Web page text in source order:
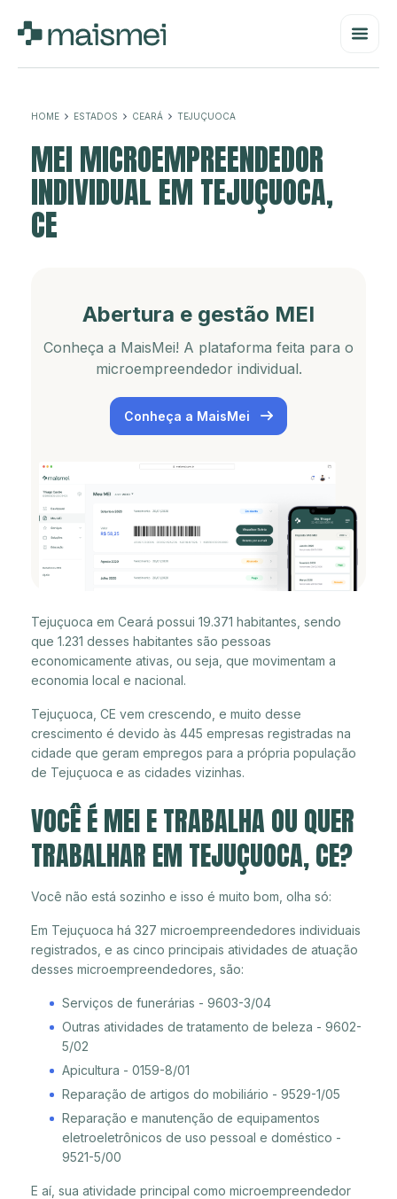
HOME ESTADOS CEARÁ TEJUÇUOCA
MEI MICROEMPREENDEDOR
INDIVIDUAL EM TEJUÇUOCA,
CE
Abertura e gestão MEI
Conheça a MaisMei! A plataforma feita para o
microempreendedor individual.
Conheça a MaisMei
Tejuçuoca em Ceará possui 19.371 habitantes, sendo
que 1.231 desses habitantes são pessoas
economicamente ativas, ou seja, que movimentam a
economia local e nacional.
Tejuçuoca, CE vem crescendo, e muito desse
crescimento é devido às 445 empresas registradas na
cidade que geram empregos para a própria população
de Tejuçuoca e as cidades vizinhas.
VOCÊ É MEI E TRABALHA OU QUER
TRABALHAR EM TEJUÇUOCA, CE?
Você não está sozinho e isso é muito bom, olha só:
Em Tejuçuoca há 327 microempreendedores individuais
registrados, e as cinco principais atividades de atuação
desses microempreendedores, são:
Serviços de funerárias - 9603-3/04
Outras atividades de tratamento de beleza - 9602-
5/02
Apicultura - 0159-8/01
Reparação de artigos do mobiliário - 9529-1/05
Reparação e manutenção de equipamentos
eletroeletrônicos de uso pessoal e doméstico -
9521-5/00
E aí, sua atividade principal como microempreendedor